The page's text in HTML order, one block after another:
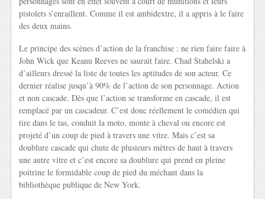
pistolets s’enraillent. Comme il est ambidextre, il a appris à le faire
des deux mains.
Le principe des scènes d’action de la franchise : ne rien faire faire à
John Wick que Keanu Reeves ne saurait faire. Chad Stahelski a
d’ailleurs dressé la liste de toutes les aptitudes de son acteur. Ce
dernier réalise jusqu’à 90% de l’action de son personnage. Action
et non cascade. Dès que l’action se transforme en cascade, il est
remplacé par un cascadeur. C’est donc réellement le comédien qui
tire dans le tas, conduit la moto, monte à cheval ou encore est
projeté d’un coup de pied à travers une vitre. Mais c’est sa
doublure cascade qui chute de plusieurs mètres de haut à travers
une autre vitre et c’est encore sa doublure qui prend en pleine
poitrine le formidable coup de pied du méchant dans la
bibliothèque publique de New York.